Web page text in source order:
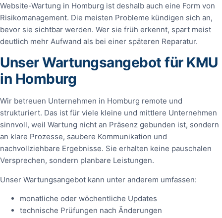
Website-Wartung in Homburg ist deshalb auch eine Form von
Risikomanagement. Die meisten Probleme kündigen sich an,
bevor sie sichtbar werden. Wer sie früh erkennt, spart meist
deutlich mehr Aufwand als bei einer späteren Reparatur.
Unser Wartungsangebot für KMU
in Homburg
Wir betreuen Unternehmen in Homburg remote und
strukturiert. Das ist für viele kleine und mittlere Unternehmen
sinnvoll, weil Wartung nicht an Präsenz gebunden ist, sondern
an klare Prozesse, saubere Kommunikation und
nachvollziehbare Ergebnisse. Sie erhalten keine pauschalen
Versprechen, sondern planbare Leistungen.
Unser Wartungsangebot kann unter anderem umfassen:
monatliche oder wöchentliche Updates
technische Prüfungen nach Änderungen